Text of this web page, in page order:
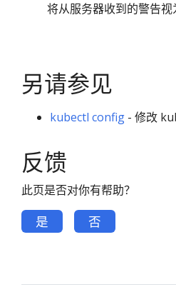
将从服务器收到的警告
另请参见
kubectl config - 修改
反馈
此页是否对你有帮助？
是 否